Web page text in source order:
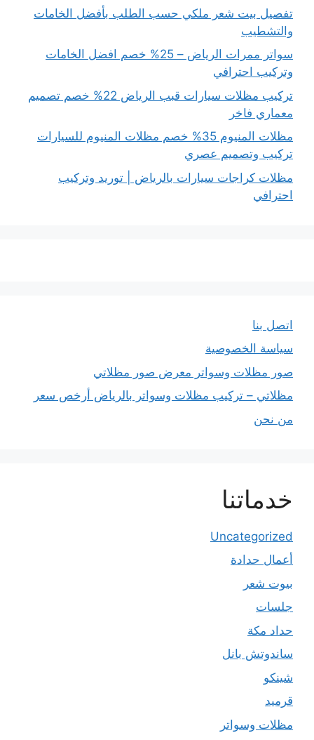
تفصيل بيت شعر ملكي حسب الطلب بأفضل الخامات
والتشطيب
سواتر ممرات الرياض – 25% خصم افضل الخامات
وتركيب احترافي
تركيب مظلات سيارات قبب الرياض 22% خصم تصميم
معماري فاخر
مظلات المنيوم 35% خصم مظلات المنيوم للسيارات
تركيب وتصميم عصري
مظلات كراجات سيارات بالرياض | توريد وتركيب
احترافي
اتصل بنا
سياسة الخصوصية
صور مظلات وسواتر معرض صور مظلاتي
مظلاتي – تركيب مظلات وسواتر بالرياض أرخص سعر
من نحن
خدماتنا
Uncategorized
أعمال حدادة
بيوت شعر
جلسات
حداد مكة
ساندوتش بانل
شينكو
قرميد
مظلات وسواتر